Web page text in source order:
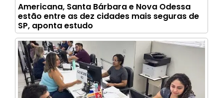
Americana, Santa Bárbara e Nova Odessa
estão entre as dez cidades mais seguras de
SP, aponta estudo